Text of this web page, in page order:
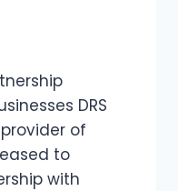
DRS
of
to
with